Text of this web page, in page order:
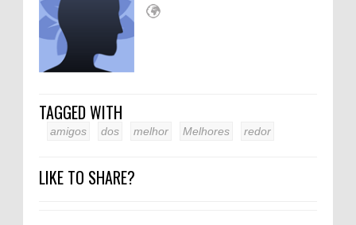
TAGGED WITH
amigos dos melhor Melhores redor
LIKE TO SHARE?